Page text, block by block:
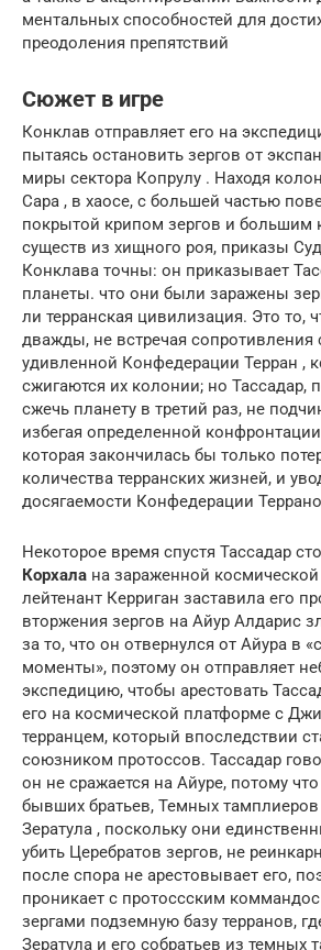
ментальных способностей для
преодоления препятствий
Сюжет в игре
Конклав отправляет его на
пытаясь остановить зергов от
миры сектора Копрулу . Находя
Сара , в хаосе, с большей частью
покрытой крипом зергов и большим
существ из хищного роя, приказы
Конклава точны: он приказывает
планеты. что они были заражены
ли терранская цивилизация. Это то,
дважды, не встречая сопротивления
удивленной Конфедерации Терран ,
сжигаются их колонии; но Тассадар,
сжечь планету в третий раз, не
избегая определенной
которая закончилась бы только
количества терранских жизней, и
досягаемости Конфедерации
Некоторое время спустя Тассадар
Корхала на зараженной
лейтенант Керриган заставила его
вторжения зергов на Айур Алдарис
за то, что он отвернулся от Айура в
моменты», поэтому он отправляет
экспедицию, чтобы арестовать
его на космической платформе с
терранцем, который впоследствии
союзником протоссов. Тассадар
он не сражается на Айуре, потому
бывших братьев, Темных
Зератула , поскольку они
убить Церебратов зергов, не
после спора не арестовывает его,
проникает с протоссским
зергами подземную базу терранов,
Зератула и его собратьев из темных